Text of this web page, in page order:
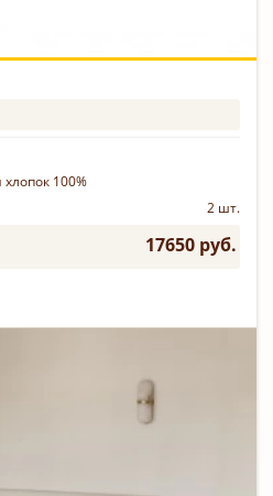
100%
2 шт.
17650 руб.